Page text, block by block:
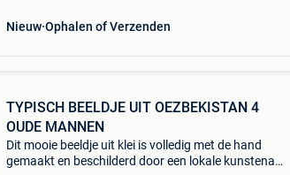
Nieuw Ophalen of Verzenden
TYPISCH BEELDJE UIT OEZBEKISTAN 4
OUDE MANNEN
Dit mooie beeldje uit klei is volledig met de hand
gemaakt en beschilderd door een lokale kunstenaar